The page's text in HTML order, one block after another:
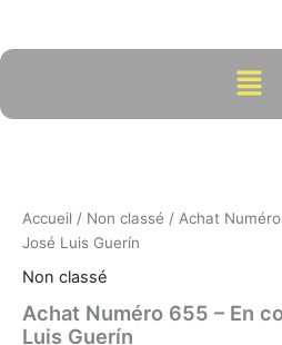
contenu
Menu
Accueil / Non classé / Achat
José Luis Guerín
Non classé
Achat Numéro 655 – En
Luis Guerín
655
construcción
de
José